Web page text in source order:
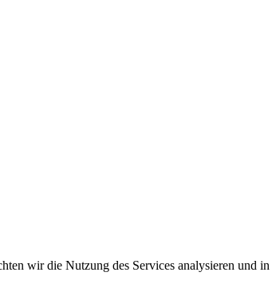
wir die Nutzung des Services analysieren und in